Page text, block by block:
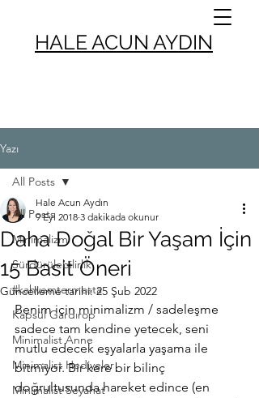
HALE ACUN AYDIN
Yazı
All Posts
Minimalizm
Sürdürülebilirlik
#kahvemtermosta
Kapsül Gardırop
Minimalist Anne
Minimalist Hediyeler
Minimalist Seyahat
All Posts
Daha Doğal Bir Yaşam İçin
15 Basit Öneri
Hale Acun Aydın
9 Eyl 2018 3 dakikada okunur
Güncelleme tarihi:25 Şub 2022
Benim için minimalizm / sadeleşme
sadece tam kendine yetecek, seni
mutlu edecek eşyalarla yaşama ile
bitmiyor. Bir kere bir bilinç
doğrultusunda hareket edince (en